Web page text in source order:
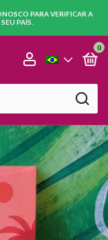
PARA VERIFICAR A
PAÍS.
0